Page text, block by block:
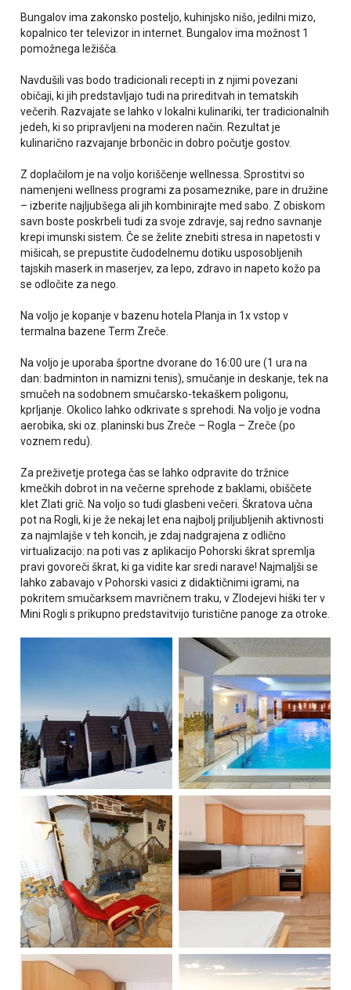
Bungalov ima zakonsko posteljo, kuhinjsko nišo, jedilni mizo,
kopalnico ter televizor in internet. Bungalov ima možnost 1
pomožnega ležišča.
Navdušili vas bodo tradicionali recepti in z njimi povezani
običaji, ki jih predstavljajo tudi na prireditvah in tematskih
večerih. Razvajate se lahko v lokalni kulinariki, ter tradicionalnih
jedeh, ki so pripravljeni na moderen način. Rezultat je
kulinarično razvajanje brbončic in dobro počutje gostov.
Z doplačilom je na voljo koriščenje wellnessa. Sprostitvi so
namenjeni wellness programi za posameznike, pare in družine
– izberite najljubšega ali jih kombinirajte med sabo. Z obiskom
savn boste poskrbeli tudi za svoje zdravje, saj redno savnanje
krepi imunski sistem. Če se želite znebiti stresa in napetosti v
mišicah, se prepustite čudodelnemu dotiku usposobljenih
tajskih maserk in maserjev, za lepo, zdravo in napeto kožo pa
se odločite za nego.
Na voljo je kopanje v bazenu hotela Planja in 1x vstop v
termalna bazene Term Zreče.
Na voljo je uporaba športne dvorane do 16:00 ure (1 ura na
dan: badminton in namizni tenis), smučanje in deskanje, tek na
smučeh na sodobnem smučarsko-tekaškem poligonu,
kprljanje. Okolico lahko odkrivate s sprehodi. Na voljo je vodna
aerobika, ski oz. planinski bus Zreče – Rogla – Zreče (po
voznem redu).
Za preživetje protega čas se lahko odpravite do tržnice
kmečkih dobrot in na večerne sprehode z baklami, obiščete
klet Zlati grič. Na voljo so tudi glasbeni večeri.Škratova učna
pot na Rogli, ki je že nekaj let enanajbolj priljubljenih aktivnosti
za najmlajše v teh koncih, je zdajnadgrajena z odlično
virtualizacijo:na poti vas z aplikacijo Pohorskiškrat spremlja
pravi govorečiškrat, ki ga vidite karsredi narave! Najmaljši se
lahko zabavajo v Pohorski vasici z didaktičnimi igrami, na
pokritem smučarksem mavričnem traku, v Zlodejevi hiški ter v
Mini Rogli s prikupno predstavitvijo turistične panoge za otroke.